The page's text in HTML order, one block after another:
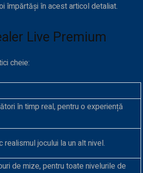
împărtăși în acest articol detaliat.
Live Premium
cheie:
în timp real, pentru o experiență
realismul jocului la un alt nivel.
de mize, pentru toate nivelurile de